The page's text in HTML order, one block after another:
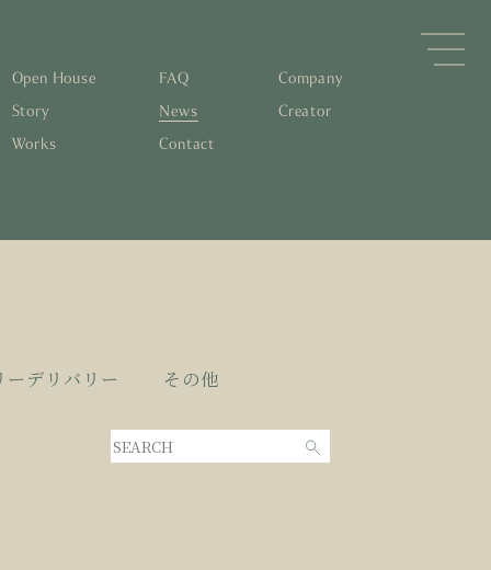
リノベーション
るパッシブデザイン
りの流れ
Open House
Story
Works
FAQ
News
Contact
Company
Creator
ーデリバリー その他